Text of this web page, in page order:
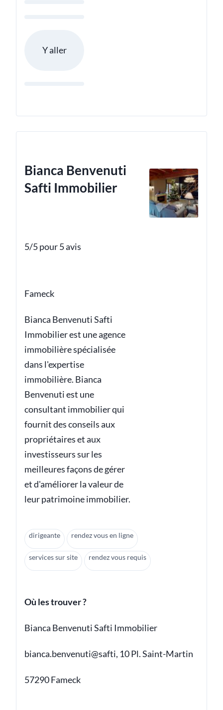
Y aller
Bianca Benvenuti
Safti Immobilier
5/5 pour 5 avis
Fameck
Bianca Benvenuti Safti
Immobilier est une agence
immobilière spécialisée
dans l'expertise
immobilière. Bianca
Benvenuti est une
consultant immobilier qui
fournit des conseils aux
propriétaires et aux
investisseurs sur les
meilleures façons de gérer
et d'améliorer la valeur de
leur patrimoine immobilier.
dirigeante rendez vous en ligne
services sur site rendez vous requis
Où les trouver ?
Bianca Benvenuti Safti Immobilier
bianca.benvenuti@safti, 10 Pl. Saint-Martin
57290 Fameck